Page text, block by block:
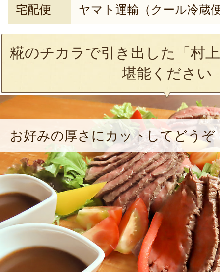
宅配便 ヤマト運輸（クール冷蔵
糀のチカラで引き出した「村
堪能ください
お好みの厚さにカットしてどうぞ